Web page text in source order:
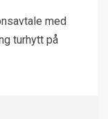
med
turhytt på